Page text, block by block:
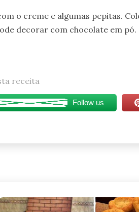
o creme e algumas pepitas.
decorar com chocolate em pó.
receita
Follow us